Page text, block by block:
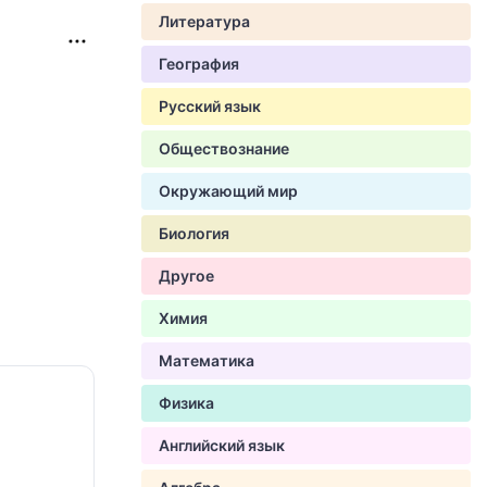
Литература
География
Русский язык
Обществознание
Окружающий мир
Биология
Другое
Химия
Математика
Физика
Английский язык